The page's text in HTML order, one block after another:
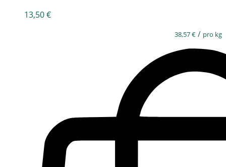
13,50€
38,57€ / pro kg